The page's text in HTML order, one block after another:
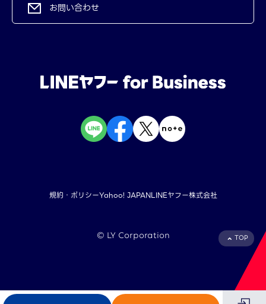
お問い合わせ
TOP
規約・ポリシーYahoo! JAPANLINEヤフー株式会社
©︎ LY Corporation